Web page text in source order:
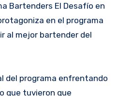
Bartenders El Desafío en
en el programa
al mejor bartender del
del programa enfrentando
que tuvieron que